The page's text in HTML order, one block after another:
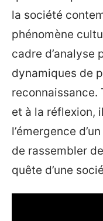
la société
phénomène
cadre d’analyse
dynamiques de
reconnaissance.
et à la réflexion,
l’émergence
de rassembler
quête d’une